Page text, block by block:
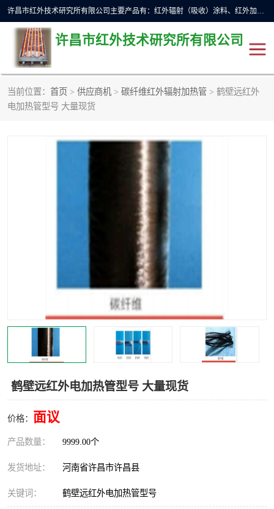
许昌市红外技术研究所有限公司主要产品有：红外辐射（吸收）涂料、红外加热元件、红外辐射加热模块（板）、红外辐射加热炉（箱）、快速红外辐射加热器、系列高端红外加热实验设备、系列红外加热控制器等。
许昌市红外技术研究所有限公司
当前位置： 首页 > 供应商机 > 碳纤维红外辐射加热管 > 鹤壁远红外
电加热管型号 大量现货
鹤壁远红外电加热管型号 大量现货
价格： 面议
产品数量： 9999.00个
发货地址： 河南省许昌市许昌县
关键词： 鹤壁远红外电加热管型号
红外加热设备
红外辐射涂料
定制红外加热实验设备
红外辐射吸收涂料
电工电气
红外加热控制器
热环境试验设备
红外辐射表面材料 定波长红外辐射加热器
快速红外辐射聚焦炉